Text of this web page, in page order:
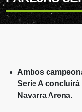
Ambos
Serie A concluirá
Navarra Arena.